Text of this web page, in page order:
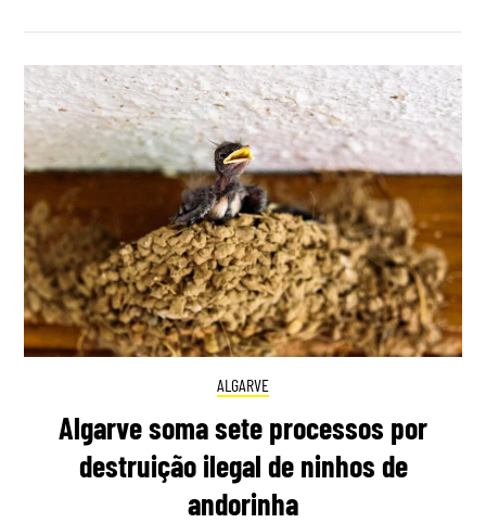
ALGARVE
Algarve soma sete processos por
destruição ilegal de ninhos de
andorinha